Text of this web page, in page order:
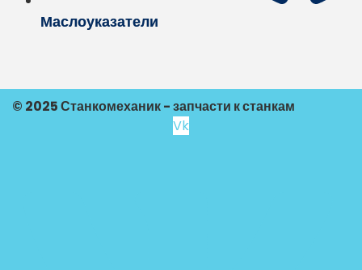
Маслоуказатели
© 2025 Станкомеханик - запчасти к станкам
Vk